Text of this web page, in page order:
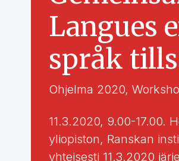
Langues
språk
Ohjelma 2020,
11.3.2020, 9.00-17.00.
yliopiston, Ranskan
yhteisesti 11.3.2020